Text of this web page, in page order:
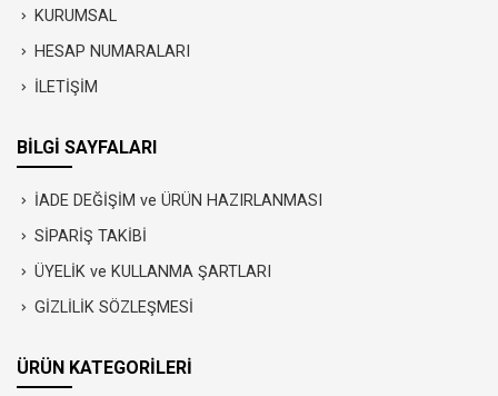
KURUMSAL
HESAP NUMARALARI
İLETİŞİM
BİLGİ SAYFALARI
İADE DEĞİŞİM ve ÜRÜN HAZIRLANMASI
SİPARİŞ TAKİBİ
ÜYELİK ve KULLANMA ŞARTLARI
GİZLİLİK SÖZLEŞMESİ
ÜRÜN KATEGORİLERİ